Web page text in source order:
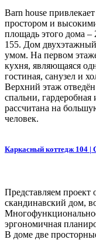
Barn house
простором и
площадь этого дома –
155. Дом
умом. На первом
кухня, являющаяся
гостиная, санузел и
Верхний этаж отведён
спальни,
рассчитана на
человек.
Каркасный коттедж 104 |
Представляем проект
скандинавский дом,
эргономичная
В доме две